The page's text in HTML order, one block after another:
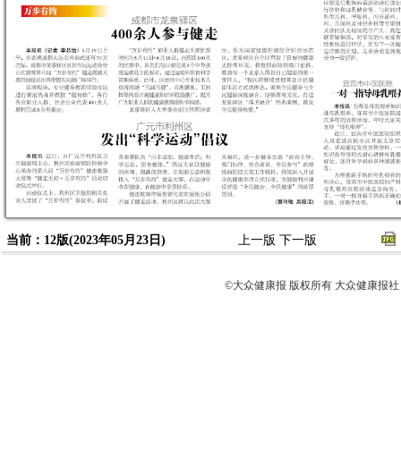
当前：12版(2023年05月23日) 上一版 下一版